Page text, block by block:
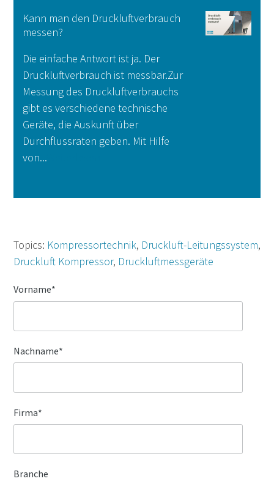
Kann man den Druckluftverbrauch
messen?
Die einfache Antwort ist ja. Der
Druckluftverbrauch ist messbar.Zur
Messung des Druckluftverbrauchs
gibt es verschiedene technische
Geräte, die Auskunft über
Durchflussraten geben. Mit Hilfe
von...Weiterlesen
Topics: Kompressortechnik, Druckluft-Leitungssystem,
Druckluft Kompressor, Druckluftmessgeräte
Vorname*
Nachname*
Firma*
Branche